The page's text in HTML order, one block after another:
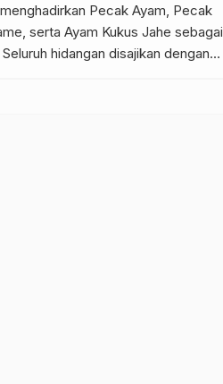
Pecak Ayam, Pecak
serta Ayam Kukus Jahe sebagai
hidangan disajikan dengan